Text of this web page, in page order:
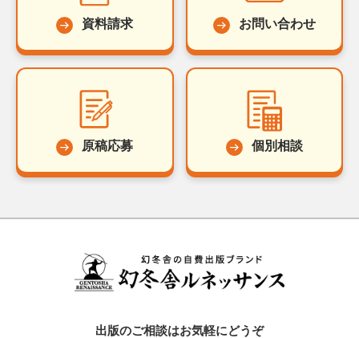
資料請求 お問い合わせ
原稿応募 個別相談
出版のご相談はお気軽にどうぞ